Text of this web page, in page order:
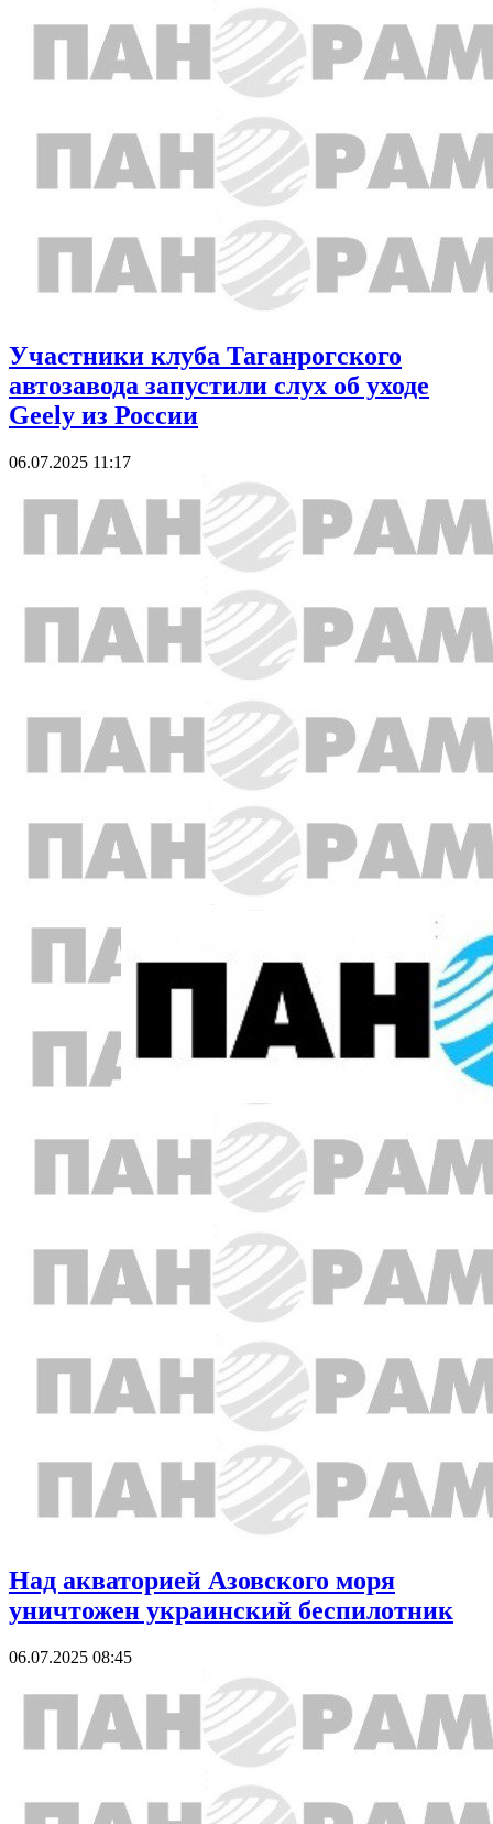
Участники клуба Таганрогского
автозавода запустили слух об уходе
Geely из России
06.07.2025 11:17
Над акваторией Азовского моря
уничтожен украинский беспилотник
06.07.2025 08:45